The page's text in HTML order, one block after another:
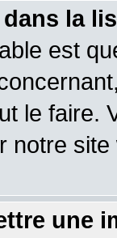
la
est
le faire.
notre site
une